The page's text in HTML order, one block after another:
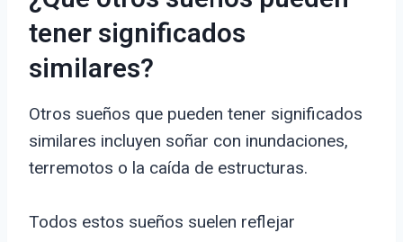
tener significados
similares?
Otros sueños que pueden tener significados
similares incluyen soñar con inundaciones,
terremotos o la caída de estructuras.
Todos estos sueños suelen reflejar